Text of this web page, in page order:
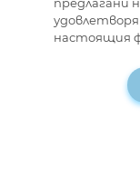
предлагани
настоящия